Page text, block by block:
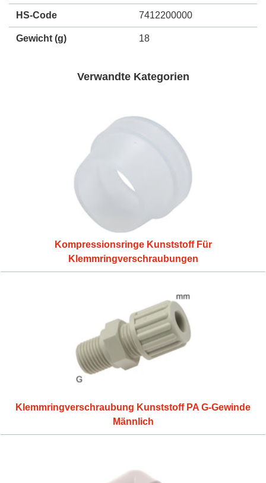
HS-Code 7412200000
Gewicht (g) 18
Verwandte Kategorien
Kompressionsringe Kunststoff Für
Klemmringverschraubungen
Klemmringverschraubung Kunststoff PA G-Gewinde
Männlich